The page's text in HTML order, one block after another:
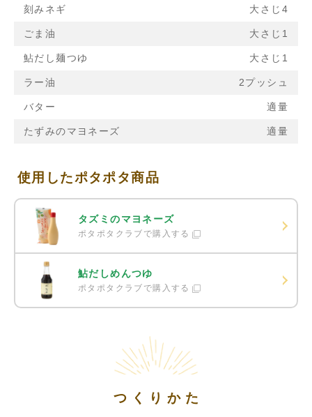
刻みネギ 大さじ4
ごま油 大さじ1
鮎だし麺つゆ 大さじ1
ラー油 2プッシュ
バター 適量
たずみのマヨネーズ 適量
使用したポタポタ商品
タズミのマヨネーズ
ポタポタクラブで購入する
鮎だしめんつゆ
ポタポタクラブで購入する
つくりかた